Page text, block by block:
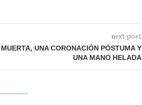
next post
UNA CORONACIÓN PÓSTUMA Y
UNA MANO HELADA